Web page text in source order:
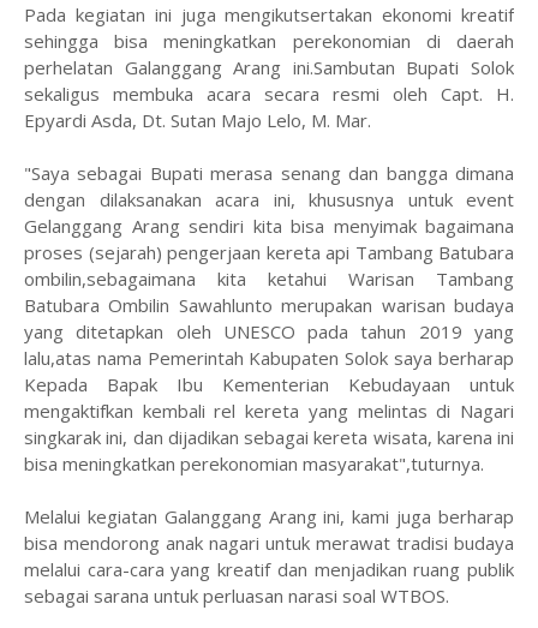
Pada kegiatan ini juga mengikutsertakan ekonomi kreatif
sehingga bisa meningkatkan perekonomian di daerah
perhelatan Galanggang Arang ini.Sambutan Bupati Solok
sekaligus membuka acara secara resmi oleh Capt. H.
Epyardi Asda, Dt. Sutan Majo Lelo, M. Mar.
"Saya sebagai Bupati merasa senang dan bangga dimana
dengan dilaksanakan acara ini, khususnya untuk event
Gelanggang Arang sendiri kita bisa menyimak bagaimana
proses (sejarah) pengerjaan kereta api Tambang Batubara
ombilin,sebagaimana kita ketahui Warisan Tambang
Batubara Ombilin Sawahlunto merupakan warisan budaya
yang ditetapkan oleh UNESCO pada tahun 2019 yang
lalu,atas nama Pemerintah Kabupaten Solok saya berharap
Kepada Bapak Ibu Kementerian Kebudayaan untuk
mengaktifkan kembali rel kereta yang melintas di Nagari
singkarak ini, dan dijadikan sebagai kereta wisata, karena ini
bisa meningkatkan perekonomian masyarakat",tuturnya.
Melalui kegiatan Galanggang Arang ini, kami juga berharap
bisa mendorong anak nagari untuk merawat tradisi budaya
melalui cara-cara yang kreatif dan menjadikan ruang publik
sebagai sarana untuk perluasan narasi soal WTBOS.